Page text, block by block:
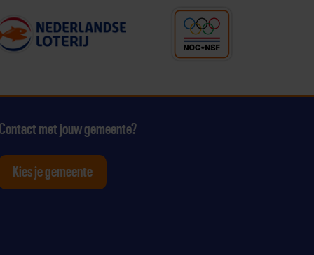
op Linkedin
met jouw gemeente?
Kies je gemeente